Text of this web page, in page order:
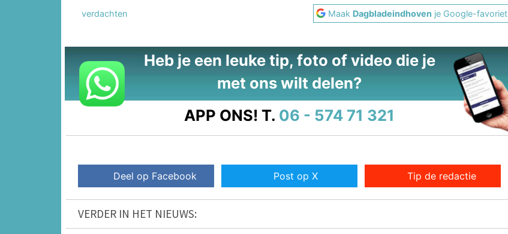
verdachten Maak Dagbladeindhoven je Google-favoriet
Heb je een leuke tip, foto of video die je
met ons wilt delen?
APP ONS! T. 06 - 574 71 321
Deel op Facebook Post op X Tip de redactie
VERDER IN HET NIEUWS: